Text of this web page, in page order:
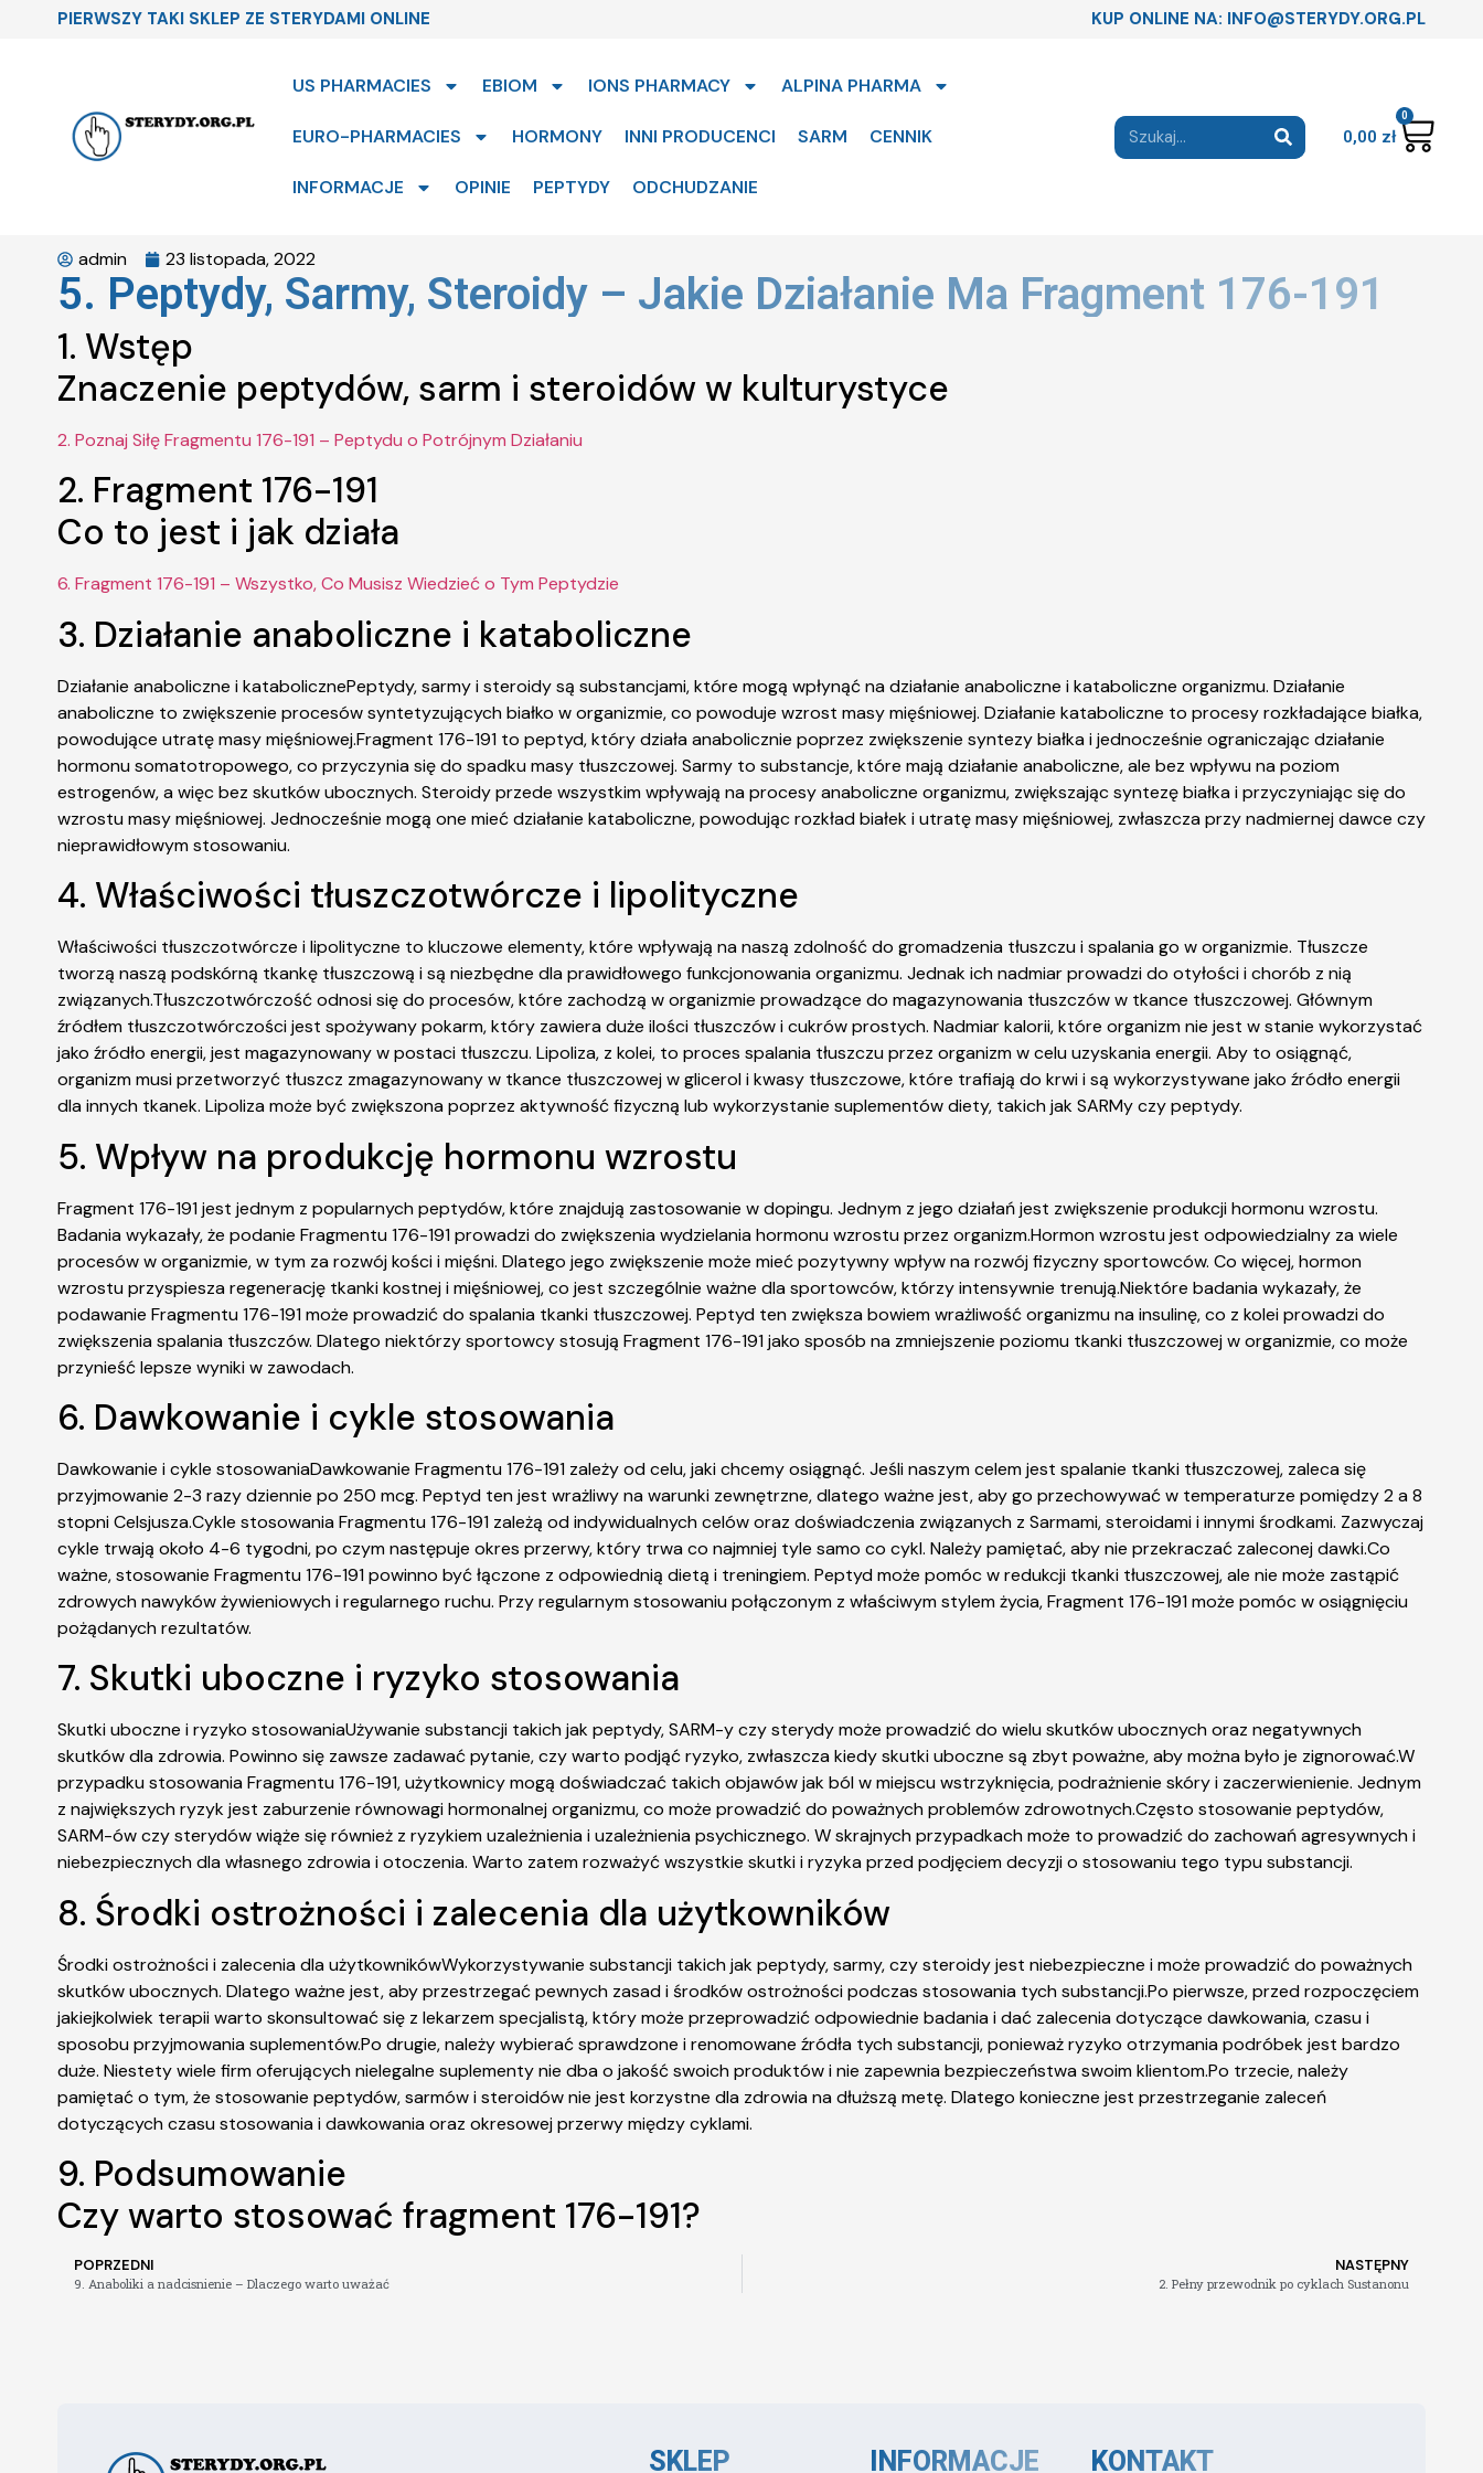
PIERWSZY TAKI SKLEP ZE STERYDAMI ONLINE KUP ONLINE NA: INFO@STERYDY.ORG.PL
US PHARMACIES EBIOM IONS PHARMACY ALPINA PHARMA
EURO-PHARMACIES HORMONY INNI PRODUCENCI SARM CENNIK
INFORMACJE OPINIE PEPTYDY ODCHUDZANIE
0,00 zł
0
admin 23 listopada, 2022
5. Peptydy, Sarmy, Steroidy – Jakie Działanie Ma Fragment 176-191
1. Wstęp
Znaczenie peptydów, sarm i steroidów w kulturystyce
2. Poznaj Siłę Fragmentu 176-191 – Peptydu o Potrójnym Działaniu
2. Fragment 176-191
Co to jest i jak działa
6. Fragment 176-191 – Wszystko, Co Musisz Wiedzieć o Tym Peptydzie
3. Działanie anaboliczne i kataboliczne
Działanie anaboliczne i katabolicznePeptydy, sarmy i steroidy są substancjami, które mogą wpłynąć na działanie anaboliczne i kataboliczne organizmu. Działanie
anaboliczne to zwiększenie procesów syntetyzujących białko w organizmie, co powoduje wzrost masy mięśniowej. Działanie kataboliczne to procesy rozkładające białka,
powodujące utratę masy mięśniowej.Fragment 176-191 to peptyd, który działa anabolicznie poprzez zwiększenie syntezy białka i jednocześnie ograniczając działanie
hormonu somatotropowego, co przyczynia się do spadku masy tłuszczowej. Sarmy to substancje, które mają działanie anaboliczne, ale bez wpływu na poziom
estrogenów, a więc bez skutków ubocznych. Steroidy przede wszystkim wpływają na procesy anaboliczne organizmu, zwiększając syntezę białka i przyczyniając się do
wzrostu masy mięśniowej. Jednocześnie mogą one mieć działanie kataboliczne, powodując rozkład białek i utratę masy mięśniowej, zwłaszcza przy nadmiernej dawce czy
nieprawidłowym stosowaniu.
4. Właściwości tłuszczotwórcze i lipolityczne
Właściwości tłuszczotwórcze i lipolityczne to kluczowe elementy, które wpływają na naszą zdolność do gromadzenia tłuszczu i spalania go w organizmie. Tłuszcze
tworzą naszą podskórną tkankę tłuszczową i są niezbędne dla prawidłowego funkcjonowania organizmu. Jednak ich nadmiar prowadzi do otyłości i chorób z nią
związanych.Tłuszczotwórczość odnosi się do procesów, które zachodzą w organizmie prowadzące do magazynowania tłuszczów w tkance tłuszczowej. Głównym
źródłem tłuszczotwórczości jest spożywany pokarm, który zawiera duże ilości tłuszczów i cukrów prostych. Nadmiar kalorii, które organizm nie jest w stanie wykorzystać
jako źródło energii, jest magazynowany w postaci tłuszczu. Lipoliza, z kolei, to proces spalania tłuszczu przez organizm w celu uzyskania energii. Aby to osiągnąć,
organizm musi przetworzyć tłuszcz zmagazynowany w tkance tłuszczowej w glicerol i kwasy tłuszczowe, które trafiają do krwi i są wykorzystywane jako źródło energii
dla innych tkanek. Lipoliza może być zwiększona poprzez aktywność fizyczną lub wykorzystanie suplementów diety, takich jak SARMy czy peptydy.
5. Wpływ na produkcję hormonu wzrostu
Fragment 176-191 jest jednym z popularnych peptydów, które znajdują zastosowanie w dopingu. Jednym z jego działań jest zwiększenie produkcji hormonu wzrostu.
Badania wykazały, że podanie Fragmentu 176-191 prowadzi do zwiększenia wydzielania hormonu wzrostu przez organizm.Hormon wzrostu jest odpowiedzialny za wiele
procesów w organizmie, w tym za rozwój kości i mięśni. Dlatego jego zwiększenie może mieć pozytywny wpływ na rozwój fizyczny sportowców. Co więcej, hormon
wzrostu przyspiesza regenerację tkanki kostnej i mięśniowej, co jest szczególnie ważne dla sportowców, którzy intensywnie trenują.Niektóre badania wykazały, że
podawanie Fragmentu 176-191 może prowadzić do spalania tkanki tłuszczowej. Peptyd ten zwiększa bowiem wrażliwość organizmu na insulinę, co z kolei prowadzi do
zwiększenia spalania tłuszczów. Dlatego niektórzy sportowcy stosują Fragment 176-191 jako sposób na zmniejszenie poziomu tkanki tłuszczowej w organizmie, co może
przynieść lepsze wyniki w zawodach.
6. Dawkowanie i cykle stosowania
Dawkowanie i cykle stosowaniaDawkowanie Fragmentu 176-191 zależy od celu, jaki chcemy osiągnąć. Jeśli naszym celem jest spalanie tkanki tłuszczowej, zaleca się
przyjmowanie 2-3 razy dziennie po 250 mcg. Peptyd ten jest wrażliwy na warunki zewnętrzne, dlatego ważne jest, aby go przechowywać w temperaturze pomiędzy 2 a 8
stopni Celsjusza.Cykle stosowania Fragmentu 176-191 zależą od indywidualnych celów oraz doświadczenia związanych z Sarmami, steroidami i innymi środkami. Zazwyczaj
cykle trwają około 4-6 tygodni, po czym następuje okres przerwy, który trwa co najmniej tyle samo co cykl. Należy pamiętać, aby nie przekraczać zaleconej dawki.Co
ważne, stosowanie Fragmentu 176-191 powinno być łączone z odpowiednią dietą i treningiem. Peptyd może pomóc w redukcji tkanki tłuszczowej, ale nie może zastąpić
zdrowych nawyków żywieniowych i regularnego ruchu. Przy regularnym stosowaniu połączonym z właściwym stylem życia, Fragment 176-191 może pomóc w osiągnięciu
pożądanych rezultatów.
7. Skutki uboczne i ryzyko stosowania
Skutki uboczne i ryzyko stosowaniaUżywanie substancji takich jak peptydy, SARM-y czy sterydy może prowadzić do wielu skutków ubocznych oraz negatywnych
skutków dla zdrowia. Powinno się zawsze zadawać pytanie, czy warto podjąć ryzyko, zwłaszcza kiedy skutki uboczne są zbyt poważne, aby można było je zignorować.W
przypadku stosowania Fragmentu 176-191, użytkownicy mogą doświadczać takich objawów jak ból w miejscu wstrzyknięcia, podrażnienie skóry i zaczerwienienie. Jednym
z największych ryzyk jest zaburzenie równowagi hormonalnej organizmu, co może prowadzić do poważnych problemów zdrowotnych.Często stosowanie peptydów,
SARM-ów czy sterydów wiąże się również z ryzykiem uzależnienia i uzależnienia psychicznego. W skrajnych przypadkach może to prowadzić do zachowań agresywnych i
niebezpiecznych dla własnego zdrowia i otoczenia. Warto zatem rozważyć wszystkie skutki i ryzyka przed podjęciem decyzji o stosowaniu tego typu substancji.
8. Środki ostrożności i zalecenia dla użytkowników
Środki ostrożności i zalecenia dla użytkownikówWykorzystywanie substancji takich jak peptydy, sarmy, czy steroidy jest niebezpieczne i może prowadzić do poważnych
skutków ubocznych. Dlatego ważne jest, aby przestrzegać pewnych zasad i środków ostrożności podczas stosowania tych substancji.Po pierwsze, przed rozpoczęciem
jakiejkolwiek terapii warto skonsultować się z lekarzem specjalistą, który może przeprowadzić odpowiednie badania i dać zalecenia dotyczące dawkowania, czasu i
sposobu przyjmowania suplementów.Po drugie, należy wybierać sprawdzone i renomowane źródła tych substancji, ponieważ ryzyko otrzymania podróbek jest bardzo
duże. Niestety wiele firm oferujących nielegalne suplementy nie dba o jakość swoich produktów i nie zapewnia bezpieczeństwa swoim klientom.Po trzecie, należy
pamiętać o tym, że stosowanie peptydów, sarmów i steroidów nie jest korzystne dla zdrowia na dłuższą metę. Dlatego konieczne jest przestrzeganie zaleceń
dotyczących czasu stosowania i dawkowania oraz okresowej przerwy między cyklami.
9. Podsumowanie
Czy warto stosować fragment 176-191?
POPRZEDNI
9. Anaboliki a nadcisnienie – Dlaczego warto uważać
NASTĘPNY
2. Pełny przewodnik po cyklach Sustanonu
SKLEP INFORMACJE KONTAKT